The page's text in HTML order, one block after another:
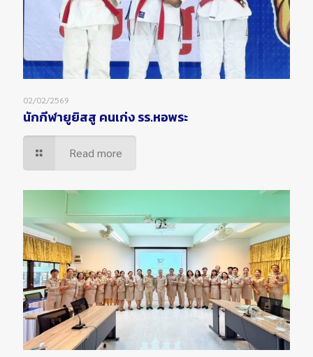
02/02/2569
นักกีฬายูยิสสู คนเก่ง รร.หอพระ
Read more